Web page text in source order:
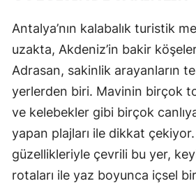
Antalya’nın kalabalık turistik
uzakta, Akdeniz’in bakir
Adrasan, sakinlik arayanların
yerlerden biri. Mavinin birçok
ve kelebekler gibi birçok
yapan plajları ile dikkat çekiyor.
güzellikleriyle çevrili bu yer,
rotaları ile yaz boyunca içsel